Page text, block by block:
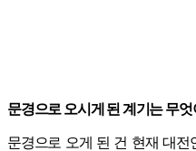
문경으로 오시게 된 계기는 무
문경으로 오게 된 건 현재 대전